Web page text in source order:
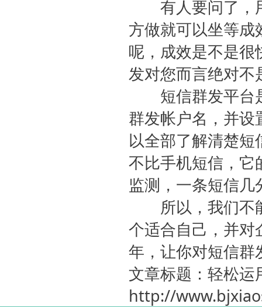
有人要问了，用
方做就可以坐等成
呢，成效是不是很
发对您而言绝对不
短信群发平台是
群发帐户名，并
以全部了解清楚
不比手机短信，它
监测，一条短信
所以，我们不能
个适合自己，并对
年，让你对短信群
文章标题：轻松运
http://